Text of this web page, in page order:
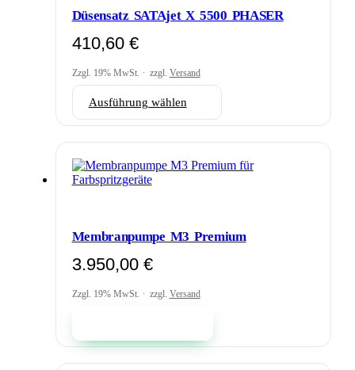
der
Produktseite
Düsensatz SATAjet X 5500 PHASER
410,60 €
Zzgl. 19% MwSt. zzgl. Versand
Ausführung wählen
Produkt
weist
mehrere
Varianten
auf.
auf
der
Membranpumpe M3 Premium
3.950,00 €
Zzgl. 19% MwSt. zzgl. Versand